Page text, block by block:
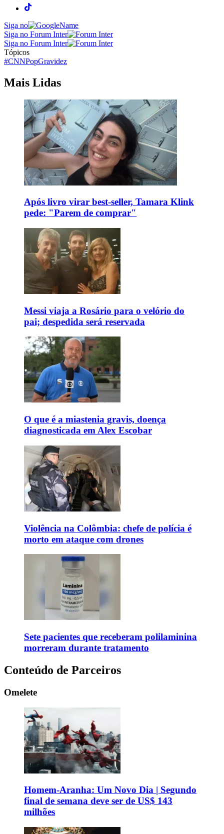
Siga no
Siga no Forum Inter
Siga no Forum Inter
Tópicos
#CNNPopGravidez
Mais Lidas
Após livro virar best-seller, Tamara Klink
pede: "Parem de comprar"
Messi viaja a Rosário para o velório do
pai; despedida será reservada
O que é a miastenia gravis, doença
diagnosticada em Alex Escobar
Violência na Colômbia: chefe de polícia é
morto em ataque com drones
Sete pacientes que receberam polilaminina
morreram durante tratamento
Conteúdo de Parceiros
Omelete
Homem-Aranha: Um Novo Dia | Segundo
final de semana deve ser de US$ 143
milhões